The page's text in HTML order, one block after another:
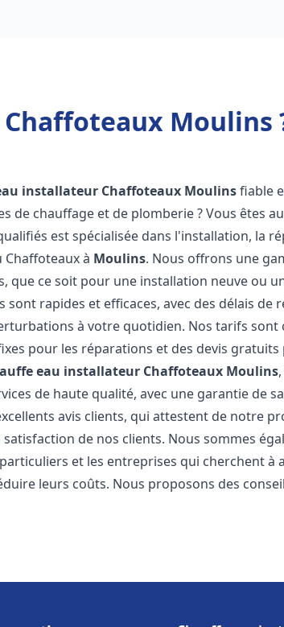
Moulins
installateur Chaffoteaux Moulinsfiable
de chauffage et de plomberie ? Vous êtes
est spécialisée dans l'installation, la
Chaffoteaux à Moulins. Nous offrons une
que ce soit pour une installation neuve ou
rapides et efficaces, avec des délais de
à votre quotidien. Nos tarifs sont
pour les réparations et des devis gratuits
eau installateur Chaffoteaux Moulins
de haute qualité, avec une garantie de
avis clients, qui attestent de notre
de nos clients. Nous sommes
et les entreprises qui cherchent à
leurs coûts. Nous proposons des